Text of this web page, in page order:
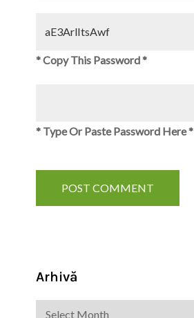
* Copy This Password *
* Type Or Paste Password Here *
Arhivă
Arhivă